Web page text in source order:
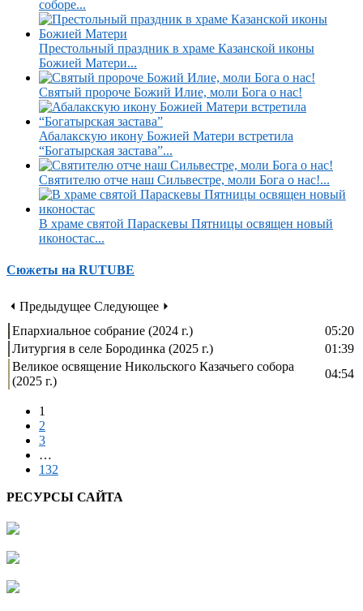
соборе...
Престольный праздник в храме Казанской иконы
Божией Матери...
Святый пророче Божий Илие, моли Бога о нас!
Абалакскую икону Божией Матери встретила
“Богатырская застава”...
Святителю отче наш Сильвестре, моли Бога о нас!...
В храме святой Параскевы Пятницы освящен новый
иконостас...
Сюжеты на RUTUBE
⏴ Предыдущее Следующее ⏵
Епархиальное собрание (2024 г.)
05:20
Литургия в селе Бородинка (2025 г.)
01:39
Великое освящение Никольского Казачьего собора
(2025 г.)
04:54
1
2
3
…
132
РЕСУРСЫ САЙТА